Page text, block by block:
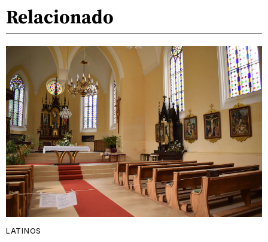
Relacionado
LATINOS